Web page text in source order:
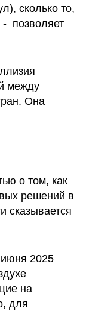
сколько то,
позволяет
между
Она
о том, как
решений в
сказывается
2025
на
для